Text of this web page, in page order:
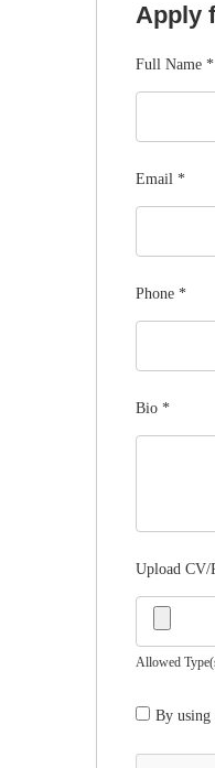
Apply
Full Name *
Email *
Phone *
Bio *
Upload CV/
Allowed
By using